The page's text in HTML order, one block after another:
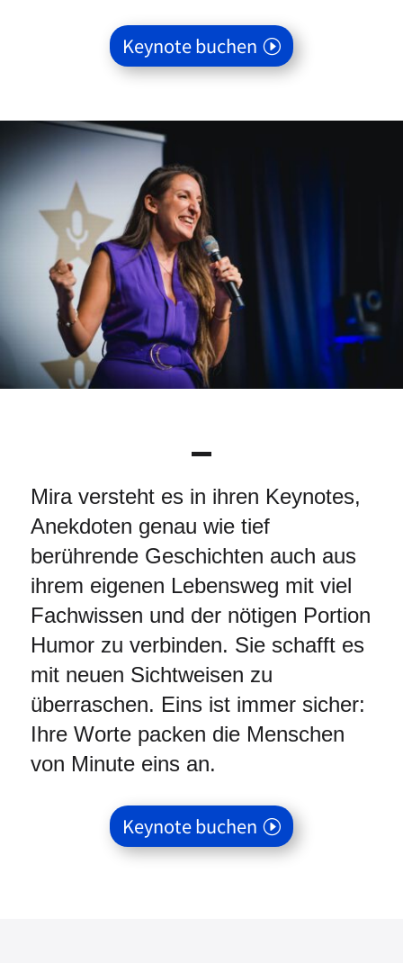
Keynote buchen
Mira versteht es in ihren Keynotes,
Anekdoten genau wie tief
berührende Geschichten auch aus
ihrem eigenen Lebensweg mit viel
Fachwissen und der nötigen Portion
Humor zu verbinden. Sie schafft es
mit neuen Sichtweisen zu
überraschen. Eins ist immer sicher:
Ihre Worte packen die Menschen
von Minute eins an.
Keynote buchen